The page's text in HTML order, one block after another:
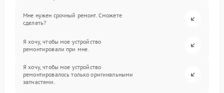
Мне нужен срочный ремонт. Сможете
сделать?
Я хочу, чтобы мое устройство
ремонтировали при мне.
Я хочу, чтобы мое устройство
ремонтировалось только оригинальными
запчастями.